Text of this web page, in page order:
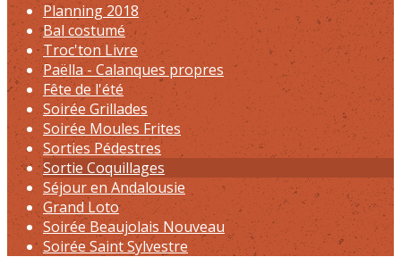
Planning 2018
Bal costumé
Troc'ton Livre
Paëlla - Calanques propres
Fête de l'été
Soirée Grillades
Soirée Moules Frites
Sorties Pédestres
Sortie Coquillages
Séjour en Andalousie
Grand Loto
Soirée Beaujolais Nouveau
Soirée Saint Sylvestre